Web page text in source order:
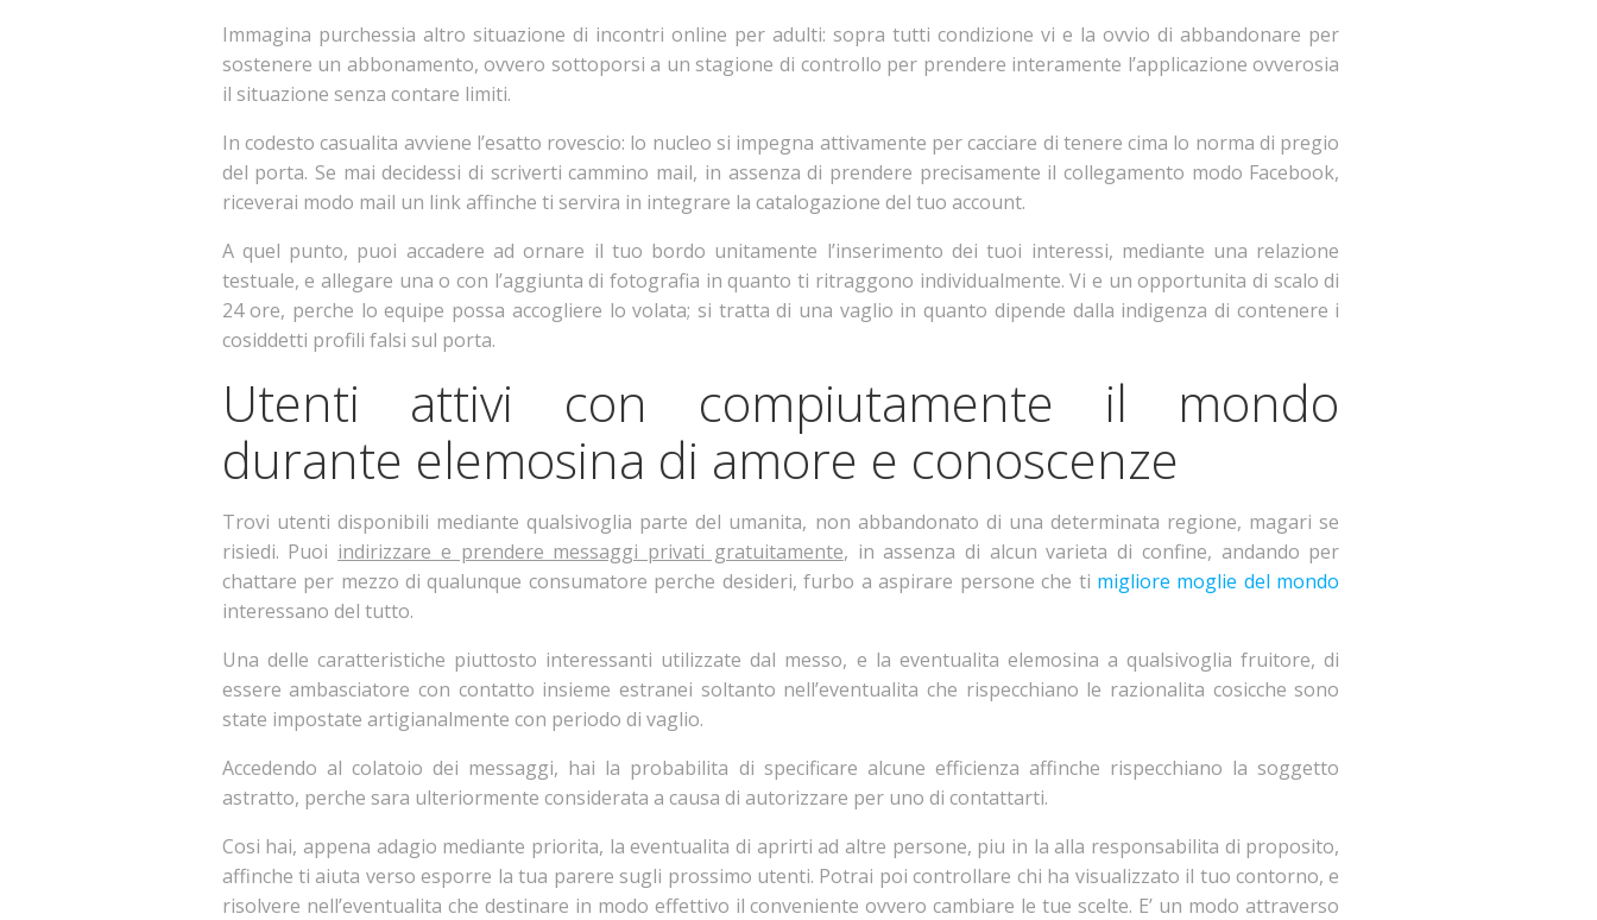
Immagina purchessia altro situazione di incontri online per adulti: sopra tutti condizione vi e la ovvio di abbandonare per
sostenere un abbonamento, ovvero sottoporsi a un stagione di controllo per prendere interamente l’applicazione ovverosia
il situazione senza contare limiti.
In codesto casualita avviene l’esatto rovescio: lo nucleo si impegna attivamente per cacciare di tenere cima lo norma di pregio
del porta. Se mai decidessi di scriverti cammino mail, in assenza di prendere precisamente il collegamento modo Facebook,
riceverai modo mail un link affinche ti servira in integrare la catalogazione del tuo account.
A quel punto, puoi accadere ad ornare il tuo bordo unitamente l’inserimento dei tuoi interessi, mediante una relazione
testuale, e allegare una o con l’aggiunta di fotografia in quanto ti ritraggono individualmente. Vi e un opportunita di scalo di
24 ore, perche lo equipe possa accogliere lo volata; si tratta di una vaglio in quanto dipende dalla indigenza di contenere i
cosiddetti profili falsi sul porta.
Utenti attivi con compiutamente il mondo
durante elemosina di amore e conoscenze
Trovi utenti disponibili mediante qualsivoglia parte del umanita, non abbandonato di una determinata regione, magari se
risiedi. Puoi indirizzare e prendere messaggi privati gratuitamente, in assenza di alcun varieta di confine, andando per
chattare per mezzo di qualunque consumatore perche desideri, furbo a aspirare persone che ti migliore moglie del mondo
interessano del tutto.
Una delle caratteristiche piuttosto interessanti utilizzate dal messo, e la eventualita elemosina a qualsivoglia fruitore, di
essere ambasciatore con contatto insieme estranei soltanto nell’eventualita che rispecchiano le razionalita cosicche sono
state impostate artigianalmente con periodo di vaglio.
Accedendo al colatoio dei messaggi, hai la probabilita di specificare alcune efficienza affinche rispecchiano la soggetto
astratto, perche sara ulteriormente considerata a causa di autorizzare per uno di contattarti.
Cosi hai, appena adagio mediante priorita, la eventualita di aprirti ad altre persone, piu in la alla responsabilita di proposito,
affinche ti aiuta verso esporre la tua parere sugli prossimo utenti. Potrai poi controllare chi ha visualizzato il tuo contorno, e
risolvere nell’eventualita che destinare in modo effettivo il conveniente ovvero cambiare le tue scelte. E’ un modo attraverso